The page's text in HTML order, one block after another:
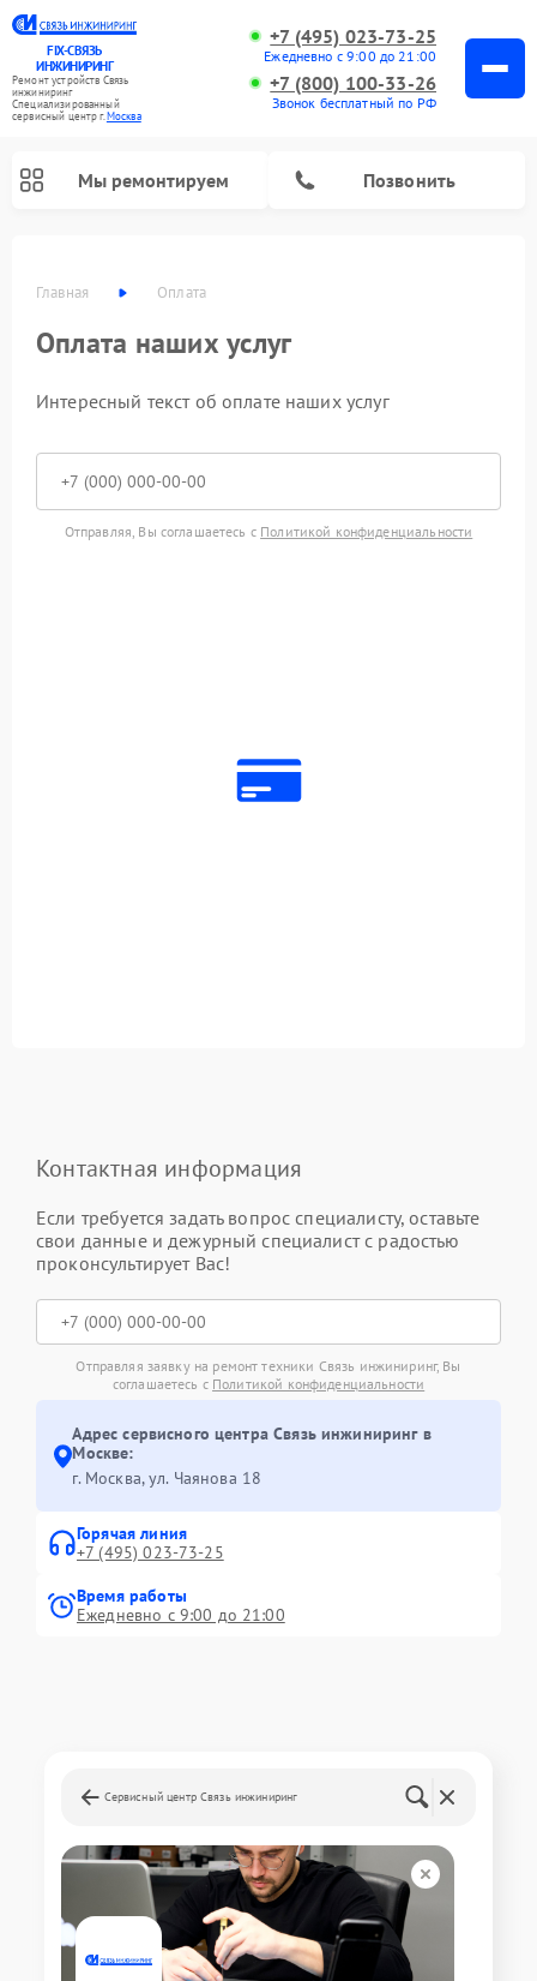
FIX-СВЯЗЬ
ИНЖИНИРИНГ
Ремонт устройств Связь
инжиниринг
Специализированный
cервисный центр г.Москва
+7 (495) 023-73-25
Ежедневно с 9:00 до 21:00
+7 (800) 100-33-26
Звонок бесплатный по РФ
Мы ремонтируем Позвонить
Главная Оплата
Оплата наших услуг
Интересный текст об оплате наших услуг
Отправляя, Вы соглашаетесь с Политикой конфиденциальности
Контактная информация
Если требуется задать вопрос специалисту, оставьте
свои данные и дежурный специалист с радостью
проконсультирует Вас!
Отправляя заявку на ремонт техники Связь инжиниринг, Вы
соглашаетесь с Политикой конфиденциальности
Адрес сервисного центра Связь инжиниринг в
Москве:
г. Москва, ул. Чаянова 18
Горячая линия
+7 (495) 023-73-25
Время работы
Ежедневно с 9:00 до 21:00
Сервисный центр Связь инжиниринг